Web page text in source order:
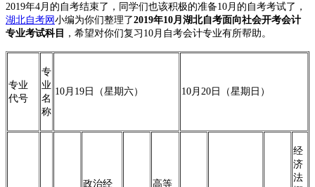
2019年4月的自考结束了，同学们也该积极的准备10月的自考考试了，
湖北自考网 小编为你们整理了2019年10月湖北自考面向社会开考会计
专业考试科目 ，希望对你们复习10月自考会计专业有所帮助。
专业
代号
专
业
名
称
10月19日（星期六） 10月20日（星期日）
政治经
高等
经
济
法